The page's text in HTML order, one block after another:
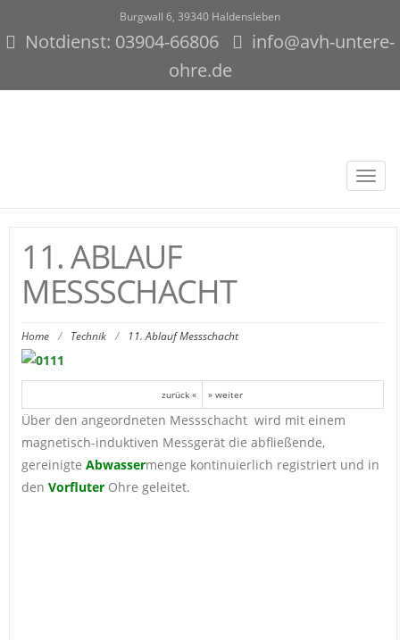
Burgwall 6, 39340 Haldensleben
Notdienst: 03904-66806
info@avh-untere-
ohre.de
11. ABLAUF
MESSSCHACHT
Home / Technik / 11. Ablauf Messschacht
zurück « » weiter
Über den angeordneten Messschacht wird mit einem
magnetisch-induktiven Messgerät die abfließende,
gereinigte Abwassermenge kontinuierlich registriert und in
den VorfluterOhre geleitet.